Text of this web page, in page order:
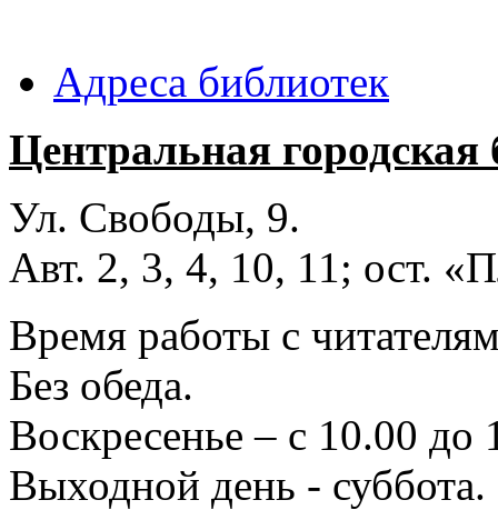
Адреса библиотек
Центральная
Ул. Свободы, 9.
Авт. 2, 3, 4, 10, 11; ост.
Время работы с
Без обеда.
Воскресенье – с 10.00 до
Выходной день - суббота.